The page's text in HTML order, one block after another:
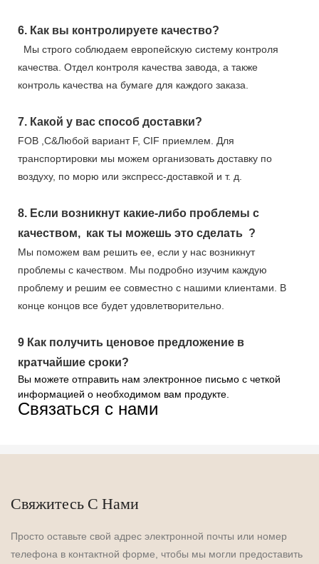
6. Как вы контролируете качество?
Мы строго соблюдаем европейскую систему контроля
качества. Отдел контроля качества завода, а также
контроль качества на бумаге для каждого заказа.
7. Какой у вас способ доставки?
FOB ,C&Любой вариант F, CIF приемлем. Для
транспортировки мы можем организовать доставку по
воздуху, по морю или экспресс-доставкой и т. д.
8. Если возникнут какие-либо проблемы с
качеством, как ты можешь это сделать ?
Мы поможем вам решить ее, если у нас возникнут
проблемы с качеством. Мы подробно изучим каждую
проблему и решим ее совместно с нашими клиентами. В
конце концов все будет удовлетворительно.
9 Как получить ценовое предложение в
кратчайшие сроки?
Вы можете отправить нам электронное письмо с четкой
информацией о необходимом вам продукте.
Связаться с нами
Свяжитесь С Нами
Просто оставьте свой адрес электронной почты или номер
телефона в контактной форме, чтобы мы могли предоставить